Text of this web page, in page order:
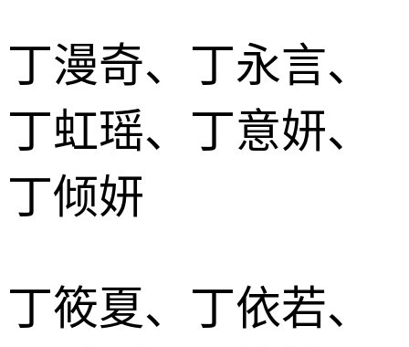
丁漫奇、丁永言、
丁虹瑶、丁意妍、
丁倾妍
丁筱夏、丁依若、